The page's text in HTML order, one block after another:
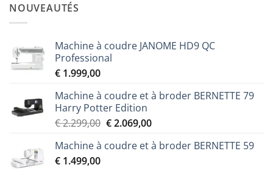
NOUVEAUTÉS
Machine à coudre JANOME HD9 QC
Professional
€ 1.999,00
Machine à coudre et à broder BERNETTE 79
Harry Potter Edition
€2.299,00 Le
initial
€2.069,00Le
actuel
Machine à coudre et à broder BERNETTE 59
€ 1.499,00